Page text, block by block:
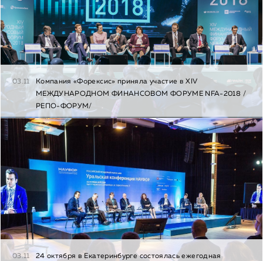
03.11
Компания «Форексис» приняла участие в XIV
МЕЖДУНАРОДНОМ ФИНАНСОВОМ ФОРУМЕ NFA-2018 /
РЕПО-ФОРУМ/
03.11
24 октября в Екатеринбурге состоялась ежегодная